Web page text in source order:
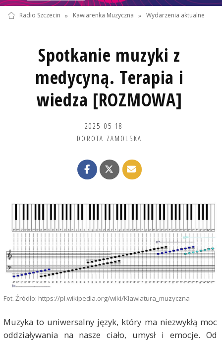
Radio Szczecin » Kawiarenka Muzyczna » Wydarzenia aktualne
Spotkanie muzyki z
medycyną. Terapia i
wiedza [ROZMOWA]
2025-05-18
DOROTA ZAMOLSKA
Fot. Źródło: https://pl.wikipedia.org/wiki/Klawiatura_muzyczna
Muzyka to uniwersalny język, który ma niezwykłą moc
oddziaływania na nasze ciało, umysł i emocje. Od